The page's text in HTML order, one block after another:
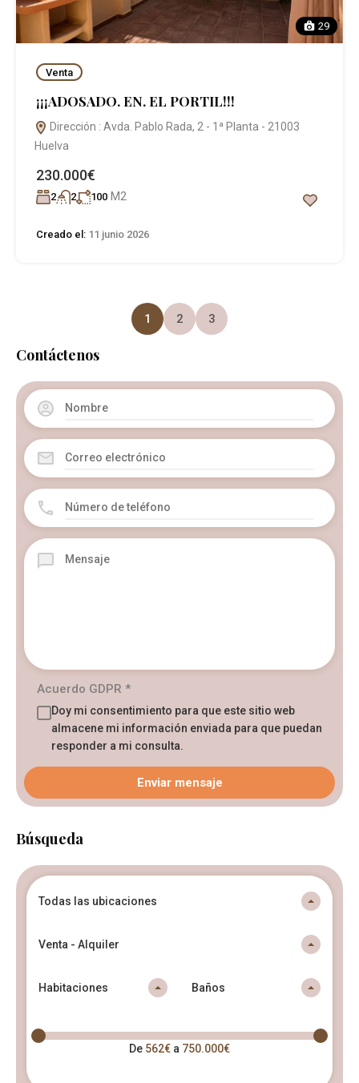
29
Venta
¡¡¡ADOSADO. EN. EL PORTIL!!!
Dirección : Avda. Pablo Rada, 2 - 1ª Planta - 21003
Huelva
230.000€
2 2 100 M2
Creado el: 11 junio 2026
1 2 3
Contáctenos
Acuerdo GDPR *
Doy mi consentimiento para que este sitio web
almacene mi información enviada para que puedan
responder a mi consulta.
Búsqueda
Todas las ubicaciones
Venta - Alquiler
Habitaciones Baños
De 562€ a 750.000€